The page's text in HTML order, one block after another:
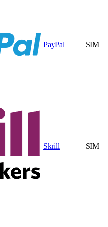
PayPal SIM
Skrill SIM